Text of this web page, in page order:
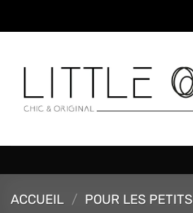
ACCUEIL / POUR LES PETITS